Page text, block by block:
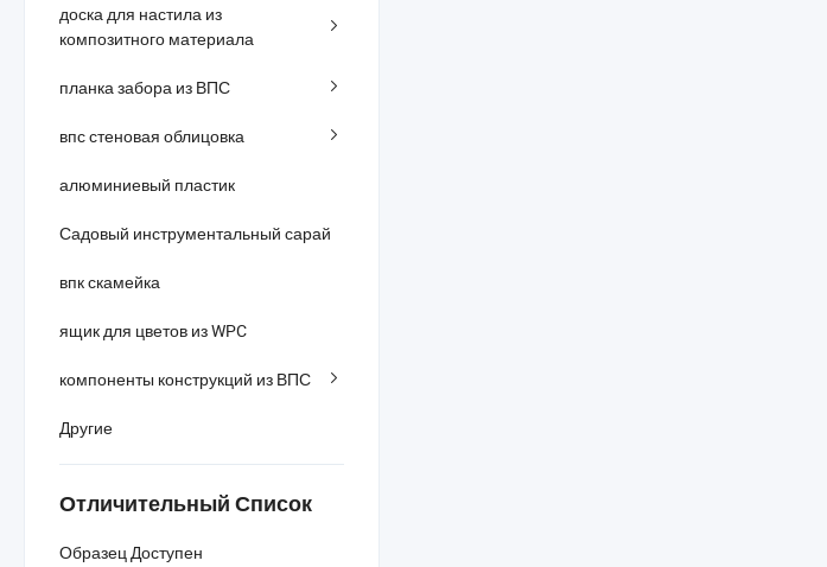
доска для настила из
композитного материала
планка забора из ВПС
впс стеновая облицовка
алюминиевый пластик
Садовый инструментальный сарай
впк скамейка
ящик для цветов из WPC
компоненты конструкций из ВПС
Другие
Отличительный Список
Образец Доступен